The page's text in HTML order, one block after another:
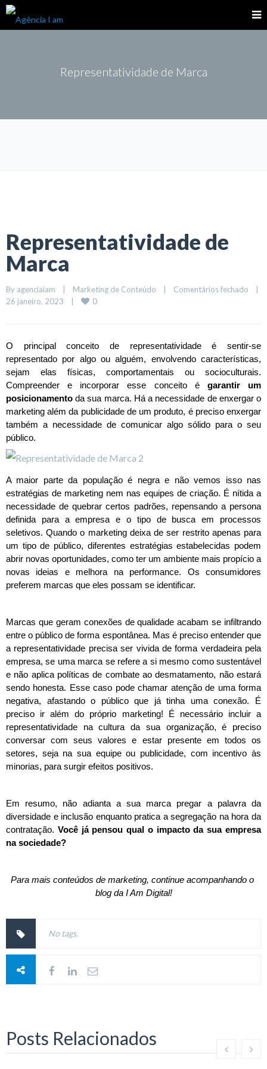
Representatividade de Marca
Representatividade de
Marca
By agenciaiam Marketing de Conteúdo Comentários fechado
26 janeiro, 2023
0
O principal conceito de representatividade é sentir-se
representado por algo ou alguém, envolvendo características,
sejam elas físicas, comportamentais ou socioculturais.
Compreender e incorporar esse conceito é garantir um
posicionamento da sua marca. Há a necessidade de enxergar o
marketing além da publicidade de um produto, é preciso enxergar
também a necessidade de comunicar algo sólido para o seu
público.
A maior parte da população é negra e não vemos isso nas
estratégias de marketing nem nas equipes de criação. É nítida a
necessidade de quebrar certos padrões, repensando a persona
definida para a empresa e o tipo de busca em processos
seletivos. Quando o marketing deixa de ser restrito apenas para
um tipo de público, diferentes estratégias estabelecidas podem
abrir novas oportunidades, como ter um ambiente mais propício a
novas ideias e melhora na performance. Os consumidores
preferem marcas que eles possam se identificar.
Marcas que geram conexões de qualidade acabam se infiltrando
entre o público de forma espontânea. Mas é preciso entender que
a representatividade precisa ser vivida de forma verdadeira pela
empresa, se uma marca se refere a si mesmo como sustentável
e não aplica políticas de combate ao desmatamento, não estará
sendo honesta. Esse caso pode chamar atenção de uma forma
negativa, afastando o público que já tinha uma conexão. É
preciso ir além do próprio marketing! É necessário incluir a
representatividade na cultura da sua organização, é preciso
conversar com seus valores e estar presente em todos os
setores, seja na sua equipe ou publicidade, com incentivo às
minorias, para surgir efeitos positivos.
Em resumo, não adianta a sua marca pregar a palavra da
diversidade e inclusão enquanto pratica a segregação na hora da
contratação. Você já pensou qual o impacto da sua empresa
na sociedade?
Para mais conteúdos de marketing, continue acompanhando o
blog da I Am Digital!
No tags.
Posts Relacionados